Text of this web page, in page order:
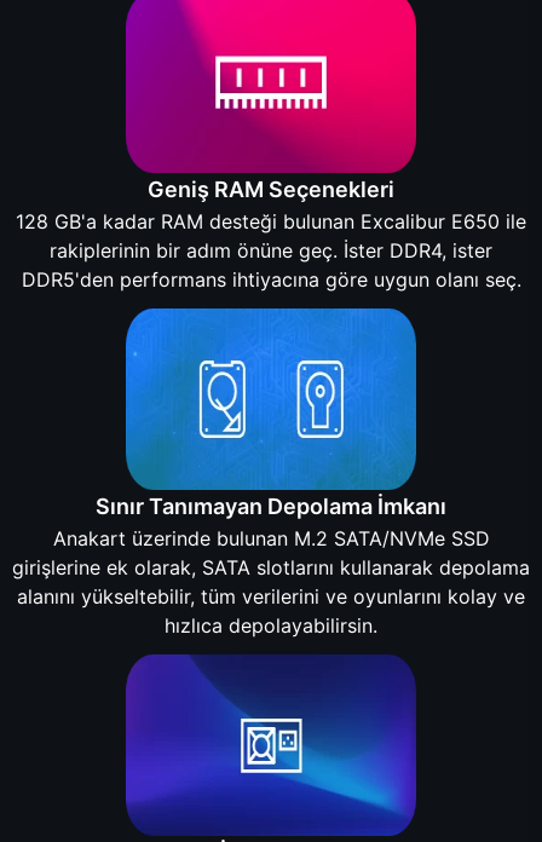
Geniş RAM Seçenekleri
128 GB'a kadar RAM desteği bulunan Excalibur E650 ile
rakiplerinin bir adım önüne geç. İster DDR4, ister
DDR5'den performans ihtiyacına göre uygun olanı seç.
Sınır Tanımayan Depolama İmkanı
Anakart üzerinde bulunan M.2 SATA/NVMe SSD
girişlerine ek olarak, SATA slotlarını kullanarak depolama
alanını yükseltebilir, tüm verilerini ve oyunlarını kolay ve
hızlıca depolayabilirsin.